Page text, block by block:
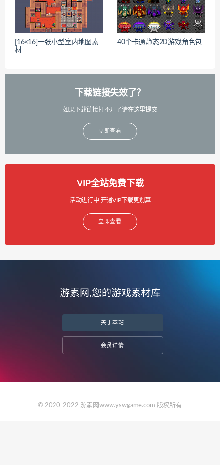
[16×16]一张小型室内地图素
材
40个卡通静态2D游戏角色包
下载链接失效了？
如果下载链接打不开了请在这里提交
立即查看
VIP全站免费下载
活动进行中,开通VIP下载更划算
立即查看
游素网,您的游戏素材库
关于本站
会员详情
© 2020-2022 游素网www.yswgame.com 版权所有